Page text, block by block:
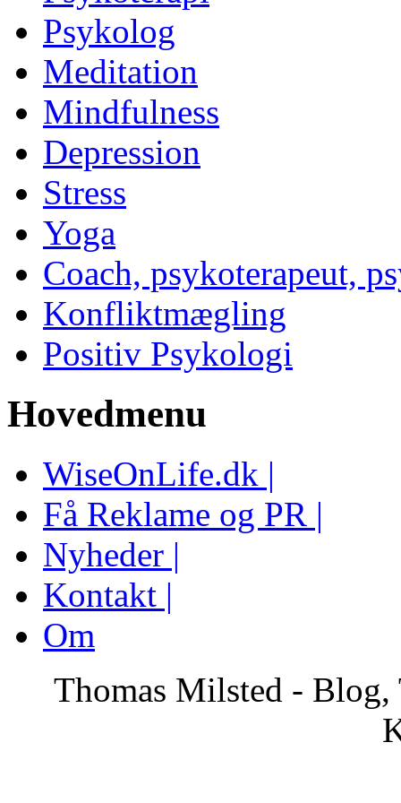
Psykolog
Meditation
Mindfulness
Depression
Stress
Yoga
Coach, psykoterapeut,
Konfliktmægling
Positiv Psykologi
Hovedmenu
WiseOnLife.dk |
Få Reklame og PR |
Nyheder |
Kontakt |
Om
Thomas Milsted -